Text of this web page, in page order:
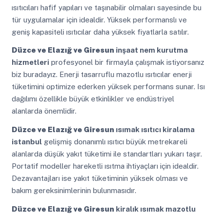
ısıtıcıları hafif yapıları ve taşınabilir olmaları sayesinde bu
tür uygulamalar için idealdir. Yüksek performanslı ve
geniş kapasiteli ısıtıcılar daha yüksek fiyatlarla satılır.
Düzce ve Elazığ ve Giresun inşaat nem kurutma
hizmetleriprofesyonel bir firmayla çalışmak istiyorsanız
biz buradayız. Enerji tasarruflu mazotlu ısıtıcılar enerji
tüketimini optimize ederken yüksek performans sunar. Isı
dağılımı özellikle büyük etkinlikler ve endüstriyel
alanlarda önemlidir.
Düzce ve Elazığ ve Giresun ısımak ısıtıcı kiralama
istanbulgelişmiş donanımlı ısıtıcı büyük metrekareli
alanlarda düşük yakıt tüketimi ile standartları yukarı taşır.
Portatif modeller hareketli ısıtma ihtiyaçları için idealdir.
Dezavantajları ise yakıt tüketiminin yüksek olması ve
bakım gereksinimlerinin bulunmasıdır.
Düzce ve Elazığ ve Giresun kiralık ısımak mazotlu